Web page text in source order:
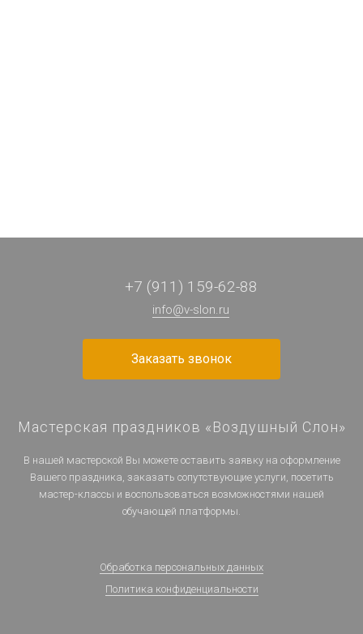
+7 (911) 159-62-88
info@v-slon.ru
Заказать звонок
Мастерская праздников «Воздушный Слон»
В нашей мастерской Вы можете оставить заявку на оформление
Вашего праздника, заказать сопутствующие услуги, посетить
мастер-классы и воспользоваться возможностями нашей
обучающей платформы.
Обработка персональных данных
Политика конфиденциальности